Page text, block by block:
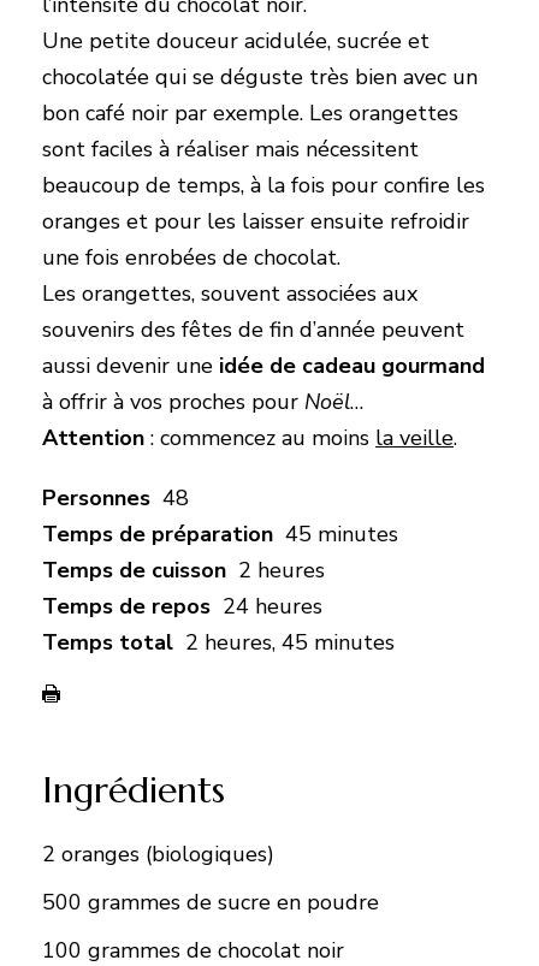
Une petite douceur acidulée, sucrée et
chocolatée qui se déguste très bien avec un
bon café noir par exemple. Les orangettes
sont faciles à réaliser mais nécessitent
beaucoup de temps, à la fois pour confire les
oranges et pour les laisser ensuite refroidir
une fois enrobées de chocolat.
Les orangettes, souvent associées aux
souvenirs des fêtes de fin d’année peuvent
aussi devenir une idée de cadeau gourmand
à offrir à vos proches pour Noël…
Attention : commencez au moins la veille.
Personnes 48
Temps de préparation 45 minutes
Temps de cuisson 2 heures
Temps de repos 24 heures
Temps total 2 heures, 45 minutes
Ingrédients
2 oranges (biologiques)
500 grammes de sucre en poudre
100 grammes de chocolat noir